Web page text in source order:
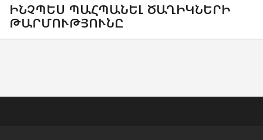
ԻՆՉՊԵՍ ՊԱՀՊԱՆԵԼ ԾԱՂԻԿՆԵՐԻ
ԹԱՐՄՈՒԹՅՈՒՆԸ